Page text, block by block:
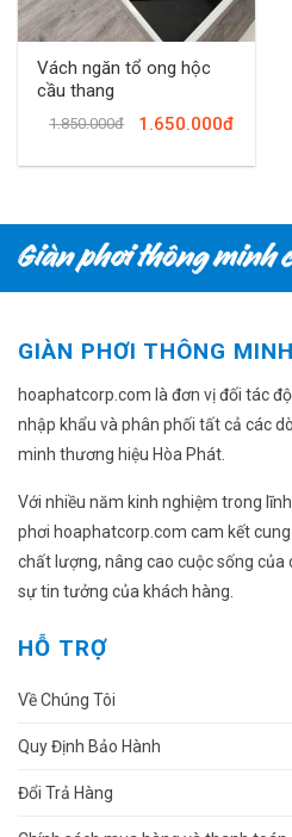
Vách ngăn tổ ong hộc
cầu thang
1.650.000đ
1.850.000đ
GIÀN PHƠI THÔNG MINH
hoaphatcorp.com là đơn vị đối tác
nhập khẩu và phân phối tất cả các
minh thương hiệu Hòa Phát.
Với nhiều năm kinh nghiệm trong
phơi hoaphatcorp.com cam kết
chất lượng, nâng cao cuộc sống của
sự tin tưởng của khách hàng.
HỖ TRỢ
Về Chúng Tôi
Quy Định Bảo Hành
Đổi Trả Hàng